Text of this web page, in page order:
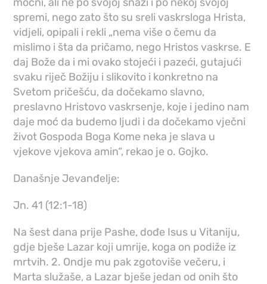
spremi, nego zato što su sreli vaskrsloga Hrista,
vidjeli, opipali i rekli „nema više o čemu da
mislimo i šta da pričamo, nego Hristos vaskrse. E
daj Bože da i mi ovako stojeći i pazeći, gutajući
svaku riječ Božiju i slikovito i konkretno na
Svetom pričešću, da dočekamo slavno,
preslavno Hristovo vaskrsenje, koje i jedino nam
daje moć da budemo ljudi i da dočekamo vječni
život Gospoda Boga Kome neka je slava u
vjekove vjekova amin“, rekao je o. Gojko.
Današnje Jevanđelje:
Jn. 41 (12:1-18)
Na šest dana prije Pashe, dođe Isus u Vitaniju,
gdje bješe Lazar koji umrije, koga on podiže iz
mrtvih. 2. Ondje mu pak zgotoviše večeru, i
Marta služaše, a Lazar bješe jedan od onih što